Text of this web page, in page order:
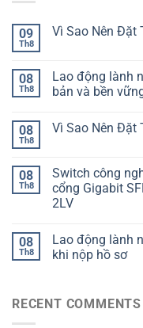
09
Th8
Vì Sao Nên Đặt
08
Th8
Lao động lành
bản và bền
08
Th8
Vì Sao Nên Đặt
08
Th8
Switch công
cổng Gigabit
2LV
08
Th8
Lao động lành
khi nộp hồ sơ
RECENT COMMENTS